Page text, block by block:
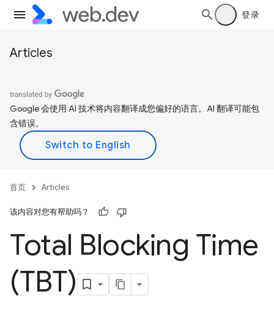
登录
Articles
Google 会使用 AI 技术将内容翻译成您偏好的语言。AI 翻译可能包
含错误。
首页 Articles
该内容对您有帮助吗？
Total Blocking Time
(TBT)